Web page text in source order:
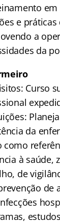
em
e
a
da
Curso
da
como
à saúde,
de
de